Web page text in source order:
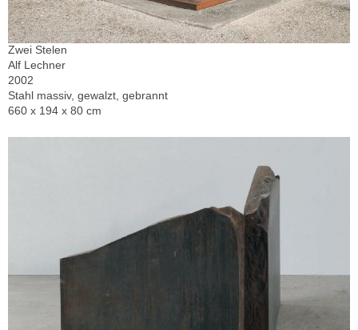
Zwei Stelen
Alf Lechner
2002
Stahl massiv, gewalzt, gebrannt
660 x 194 x 80 cm